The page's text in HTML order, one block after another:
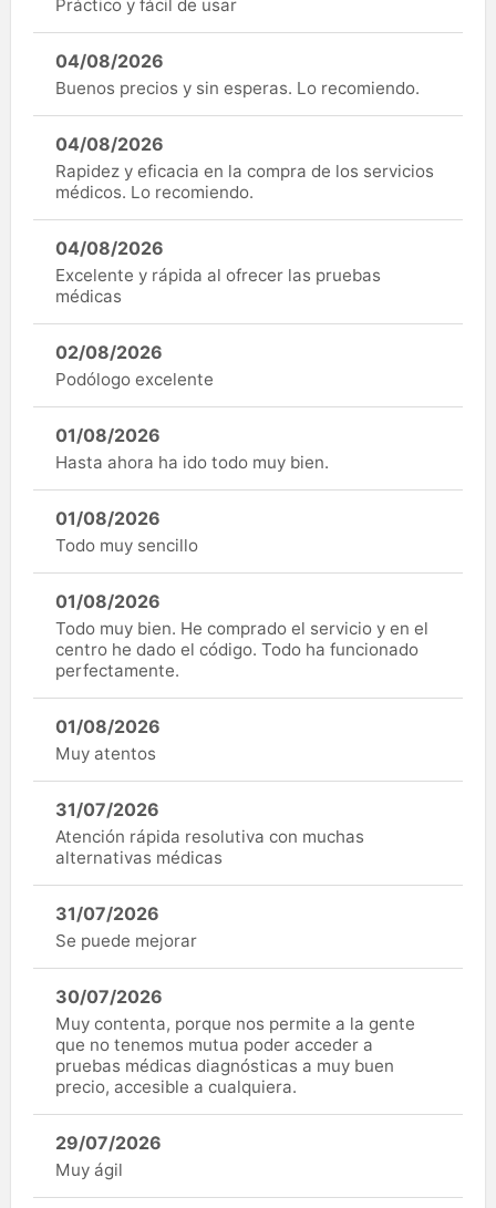
Práctico y fácil de usar
04/08/2026
Buenos precios y sin esperas. Lo recomiendo.
04/08/2026
Rapidez y eficacia en la compra de los servicios
médicos. Lo recomiendo.
04/08/2026
Excelente y rápida al ofrecer las pruebas
médicas
02/08/2026
Podólogo excelente
01/08/2026
Hasta ahora ha ido todo muy bien.
01/08/2026
Todo muy sencillo
01/08/2026
Todo muy bien. He comprado el servicio y en el
centro he dado el código. Todo ha funcionado
perfectamente.
01/08/2026
Muy atentos
31/07/2026
Atención rápida resolutiva con muchas
alternativas médicas
31/07/2026
Se puede mejorar
30/07/2026
Muy contenta, porque nos permite a la gente
que no tenemos mutua poder acceder a
pruebas médicas diagnósticas a muy buen
precio, accesible a cualquiera.
29/07/2026
Muy ágil